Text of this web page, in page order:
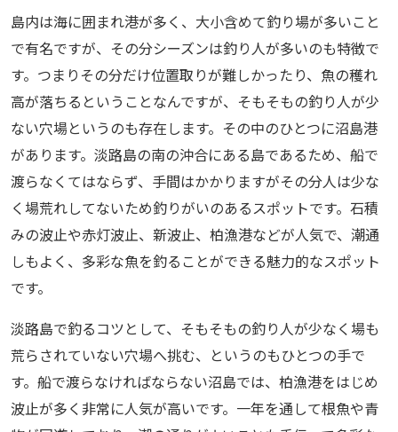
島内は海に囲まれ港が多く、大小含めて釣り場が多いこと
で有名ですが、その分シーズンは釣り人が多いのも特徴で
す。つまりその分だけ位置取りが難しかったり、魚の穫れ
高が落ちるということなんですが、そもそもの釣り人が少
ない穴場というのも存在します。その中のひとつに沼島港
があります。淡路島の南の沖合にある島であるため、船で
渡らなくてはならず、手間はかかりますがその分人は少な
く場荒れしてないため釣りがいのあるスポットです。石積
みの波止や赤灯波止、新波止、柏漁港などが人気で、潮通
しもよく、多彩な魚を釣ることができる魅力的なスポット
です。
淡路島で釣るコツとして、そもそもの釣り人が少なく場も
荒らされていない穴場へ挑む、というのもひとつの手で
す。船で渡らなければならない沼島では、柏漁港をはじめ
波止が多く非常に人気が高いです。一年を通して根魚や青